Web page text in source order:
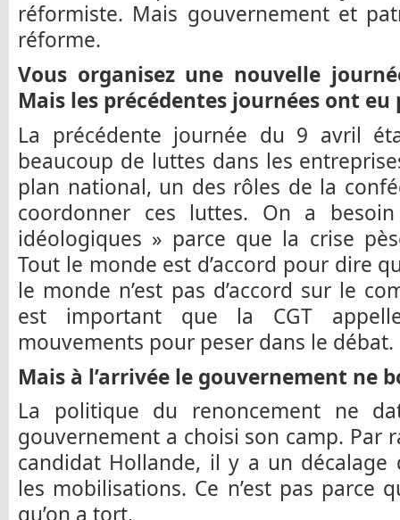
réformiste. Mais gouvernement et
réforme.
Vous organisez une nouvelle
Mais les précédentes journées ont eu
La précédente journée du 9 avril
beaucoup de luttes dans les
plan national, un des rôles de la
coordonner ces luttes. On a
idéologiques » parce que la crise
Tout le monde est d’accord pour dire
le monde n’est pas d’accord sur le
est important que la CGT
mouvements pour peser dans le débat.
Mais à l’arrivée le gouvernement ne
La politique du renoncement ne
gouvernement a choisi son camp. Par
candidat Hollande, il y a un décalage
les mobilisations. Ce n’est pas parce